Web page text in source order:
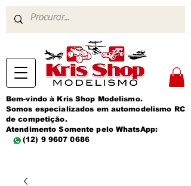
Bem-vindo à Kris Shop Modelismo.
Somos especializados em automodelismo RC
de competição.
Atendimento Somente pelo WhatsApp:
(12) 9 9607 0686